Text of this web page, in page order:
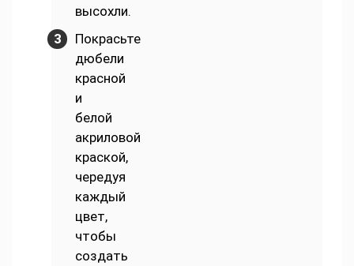
высохли.
Покрасьте
дюбели
красной
и
белой
акриловой
краской,
чередуя
каждый
цвет,
чтобы
создать